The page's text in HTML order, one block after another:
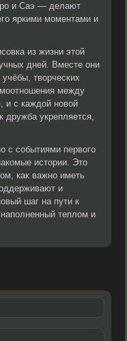
и Саэ — делают
яркими моментами и
из жизни этой
дней. Вместе они
творческих
между
и с каждой новой
дружба укрепляется,
с событиями первого
истории. Это
как важно иметь
и
шаг на пути к
теплом и